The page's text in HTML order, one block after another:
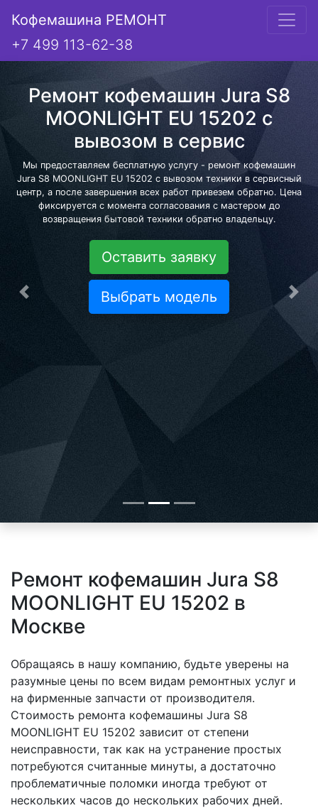
Кофемашина РЕМОНТ
+7 499 113-62-38
Ремонт кофемашин Jura S8
MOONLIGHT EU 15202 с
вывозом в сервис
Мы предоставляем бесплатную услугу - ремонт кофемашин
Jura S8 MOONLIGHT EU 15202 с вывозом техники в сервисный
центр, а после завершения всех работ привезем обратно. Цена
фиксируется с момента согласования с мастером до
возвращения бытовой техники обратно владельцу.
Оставить заявку
Выбрать модель
Предыдущая
Ремонт кофемашин Jura S8
MOONLIGHT EU 15202 в
Москве
Обращаясь в нашу компанию, будьте уверены на
разумные цены по всем видам ремонтных услуг и
на фирменные запчасти от производителя.
Стоимость ремонта кофемашины Jura S8
MOONLIGHT EU 15202 зависит от степени
неисправности, так как на устранение простых
потребуются считанные минуты, а достаточно
проблематичные поломки иногда требуют от
нескольких часов до нескольких рабочих дней.